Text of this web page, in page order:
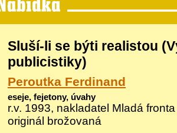
Sluší-li se býti realistou
publicistiky)
Peroutka Ferdinand
eseje, fejetony, úvahy
r.v. 1993, nakladatel Mladá
originál brožovaná